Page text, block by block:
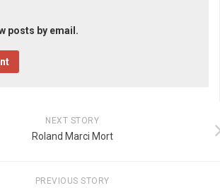
posts by email.
NEXT STORY
Roland Marci Mort
PREVIOUS STORY